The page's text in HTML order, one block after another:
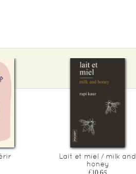
Lait et miel / milk and
honey